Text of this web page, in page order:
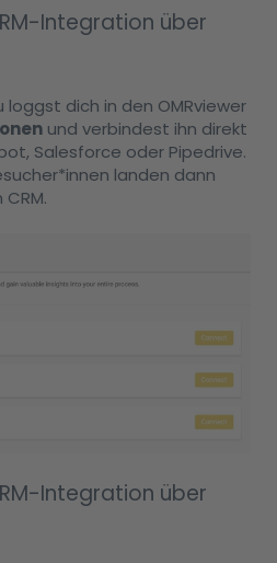
Integration über
loggst dich in den OMRviewer
und verbindest ihn direkt
Salesforce oder Pipedrive.
landen dann
Integration über